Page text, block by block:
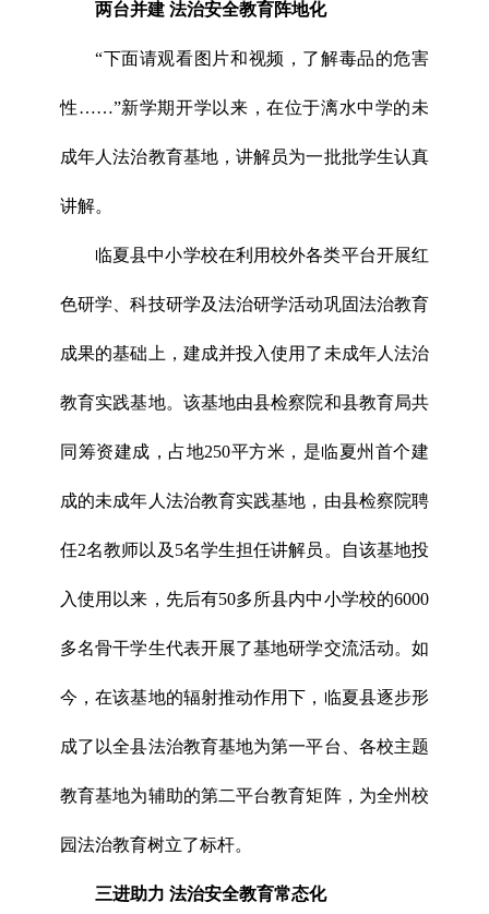
两台并建 法治安全教育阵地化
“下面请观看图片和视频，了解毒品的危害
性……”新学期开学以来，在位于漓水中学的未
成年人法治教育基地，讲解员为一批批学生认真
讲解。
临夏县中小学校在利用校外各类平台开展红
色研学、科技研学及法治研学活动巩固法治教育
成果的基础上，建成并投入使用了未成年人法治
教育实践基地。该基地由县检察院和县教育局共
同筹资建成，占地250平方米，是临夏州首个建
成的未成年人法治教育实践基地，由县检察院聘
任2名教师以及5名学生担任讲解员。自该基地投
入使用以来，先后有50多所县内中小学校的6000
多名骨干学生代表开展了基地研学交流活动。如
今，在该基地的辐射推动作用下，临夏县逐步形
成了以全县法治教育基地为第一平台、各校主题
教育基地为辅助的第二平台教育矩阵，为全州校
园法治教育树立了标杆。
三进助力 法治安全教育常态化